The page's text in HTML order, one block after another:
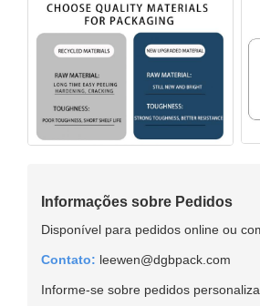
Informações sobre Pedidos
Disponível para pedidos online ou
Contato: leewen@dgbpack.com
Informe-se sobre pedidos